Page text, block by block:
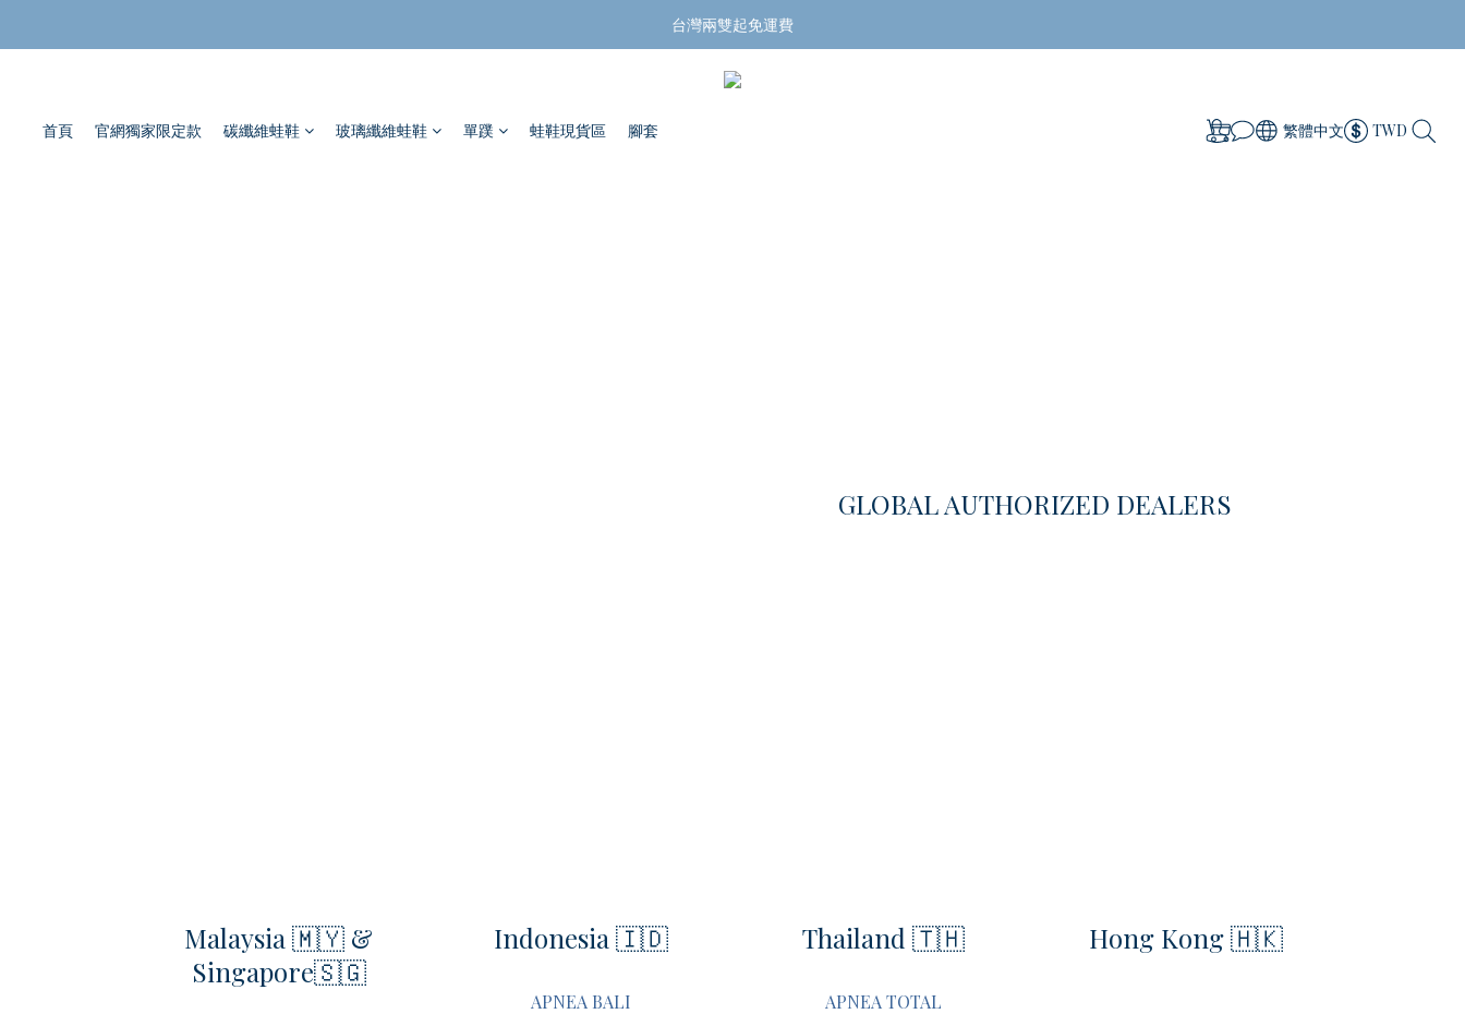
揪團買蛙鞋，折扣帶回家
台灣兩雙起免運費
揪團買蛙鞋，折扣帶回家
首頁 官網獨家限定款 碳纖維蛙鞋 玻璃纖維蛙鞋 單蹼 蛙鞋現貨區 腳套 繁體中文 TWD
GLOBAL AUTHORIZED DEALERS
Malaysia 🇲🇾 &
Singapore🇸🇬
Indonesia 🇮🇩
APNEA BALI
Thailand 🇹🇭
APNEA TOTAL
Hong Kong 🇭🇰